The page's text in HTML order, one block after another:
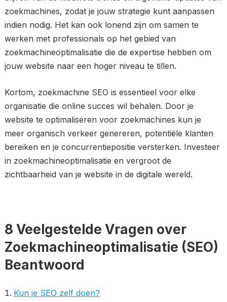
zoekmachines, zodat je jouw strategie kunt aanpassen
indien nodig. Het kan ook lonend zijn om samen te
werken met professionals op het gebied van
zoekmachineoptimalisatie die de expertise hebben om
jouw website naar een hoger niveau te tillen.
Kortom, zoekmachine SEO is essentieel voor elke
organisatie die online succes wil behalen. Door je
website te optimaliseren voor zoekmachines kun je
meer organisch verkeer genereren, potentiële klanten
bereiken en je concurrentiepositie versterken. Investeer
in zoekmachineoptimalisatie en vergroot de
zichtbaarheid van je website in de digitale wereld.
8 Veelgestelde Vragen over
Zoekmachineoptimalisatie (SEO)
Beantwoord
Kun je SEO zelf doen?